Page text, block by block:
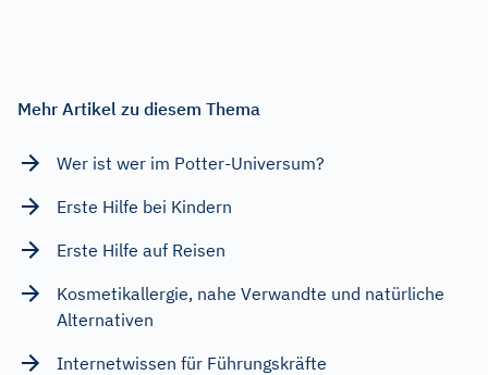
Mehr Artikel zu diesem Thema
Wer ist wer im Potter-Universum?
Erste Hilfe bei Kindern
Erste Hilfe auf Reisen
Kosmetikallergie, nahe Verwandte und natürliche
Alternativen
Internetwissen für Führungskräfte